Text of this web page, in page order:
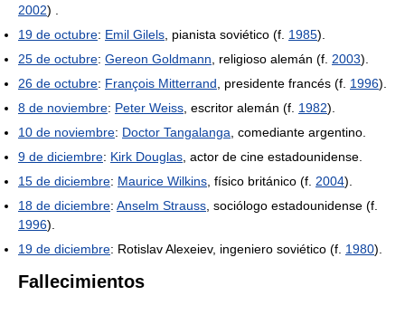
2002) .
19 de octubre: Emil Gilels, pianista soviético (f. 1985).
25 de octubre: Gereon Goldmann, religioso alemán (f. 2003).
26 de octubre: François Mitterrand, presidente francés (f. 1996).
8 de noviembre: Peter Weiss, escritor alemán (f. 1982).
10 de noviembre: Doctor Tangalanga, comediante argentino.
9 de diciembre: Kirk Douglas, actor de cine estadounidense.
15 de diciembre: Maurice Wilkins, físico británico (f. 2004).
18 de diciembre: Anselm Strauss, sociólogo estadounidense (f.
1996).
19 de diciembre: Rotislav Alexeiev, ingeniero soviético (f. 1980).
Fallecimientos